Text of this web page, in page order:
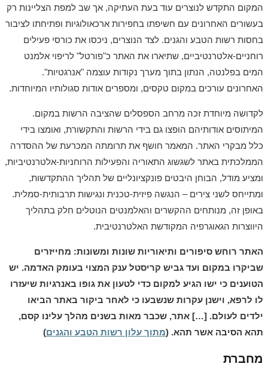
המקום התקדש לנוצרים עוד בעת העתיקה, אך שב למפת הצליינות רק
בעשורים האחרונים עם חשיפתו בחפירות ארכאולוגיות ופתיחתו לציבור
בחסות רשות הטבע והגנים. לצד הנוצרים, ניכסו את כורסי פעילים
רוחניים-אלטרנטיביים, שתיארו את האתר כ"פורטל" לריפוי אלמנט
המים בפלנטה, הנתון בתוך מערך נקודות עוצמה "אנרגטיות".
האחרונים עורכים במקום טקסים, ומספרים אודות סגולותיו המיוחדות.
לקדושה מיוחדת זכה מרחב הספסלים שהציבה הרשות במקום.
המיתוסים אודותיהם הופצו גם בידי הרשות והתקשורת, ואומצו בידי
כלל מבקרי האתר. המאמר חושף את תרומתה המכרעת של ההסדרה
הממלכתית באתר לשגשוג התאוריה והפעילות הרוחניות-אלטרנטיביות,
ומציע מודל, הבוחן היבטים פונקציונליים של תהליך ההתקדשות,
ומתייחס לשני צירים – הנגשה פיזית-טכנית ונגישות תרבותית-סמלית.
באופן זה, מנותחים ההקשרים והאלמנטים הנוטלים חלק בתהליך
היווצרות הגאוגרפיה המקודשת האלטרנטיבית.
האתר רוחש סיפורים ותיאוריות שונות ומשונות: מחייזרים
שביקרו במקום ועד גביש קריסטל ענק המצוי בעומק האדמה. יש
הטוענים כי ישו הגיע למקום כדי לטעון את גופו באנרגיות שיעזרו
לו לרפא, וישנן עקרות שנשבעו כי לאחר ביקור באתר הביאו
ילדים לעולם. […] אתר, שכבר מאות בשנים מהלך עלינו קסם,
תהא הסיבה אשר תהא. (מתוך עלון רשות הטבע והגנים)
מחברת